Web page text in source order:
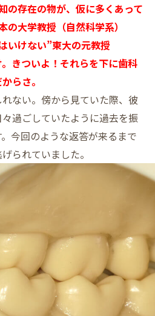
の存在の物が、仮に多くあって
大学教授（自然科学系）
いけない”東大の元教授
きついよ！それらを下に歯科
らさ。
ない。傍から見ていた際、彼
過ごしていたように過去を振
今回のような返答が来るまで
られていました。